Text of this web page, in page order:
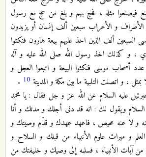
فيصنعوا مثله ، فحج بهم و بلغ من حج مع رسول
الأطراف و الأعراب سبعين ألف إنسان أو يزيدون
ألف الذين اخذ عليهم بيعة هارون فنكثوا
، و كذلك اخذ رسول الله صلى الله عليه و آله
عدد أصحاب موسى فنكثوا البيعة و اتبعوا العجل و
، و اتصلت التلبية ما بين مكة و المدينة 10
.
عليه السلام عن الله عز و جل فقال : يا محمد
ويقول لك : انه قد دنى أجلك و مدتك و أنا
و لا عنه محيص ، فاعهد عهدك و قدّم وصيتك و
و ميراث علوم الأنبياء من قبلك و السلاح و
آيات الأنبياء ، فسلمه إلى وصيك و خليفتك من